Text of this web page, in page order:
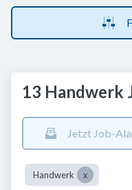
13 Handwerk
Jetzt Job-
Handwerk